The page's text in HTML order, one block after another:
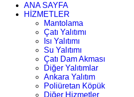
ANA SAYFA
HİZMETLER
Mantolama
Çatı Yalıtımı
Isı Yalıtımı
Su Yalıtımı
Çatı Dam Akması
Diğer Yalıtımlar
Ankara Yalıtım
Poliüretan Köpük
Diğer Hizmetler